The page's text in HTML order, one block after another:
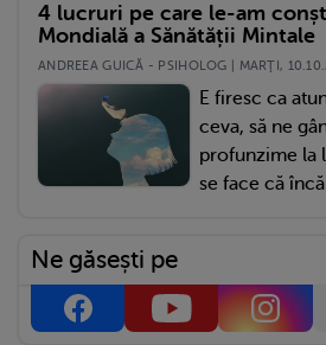
4 lucruri pe care le-am
Mondială a Sănătății Mintale
ANDREEA GUICĂ - PSIHOLOG | MARŢI,
E firesc ca
ceva, să ne
profunzime la
se face că
Ne găsești pe